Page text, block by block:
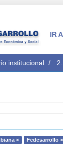
IR
institucional
× Fedesarrollo ×